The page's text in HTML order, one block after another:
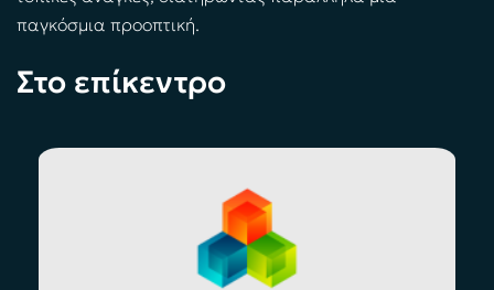
παγκόσμια προοπτική.
Στο επίκεντρο